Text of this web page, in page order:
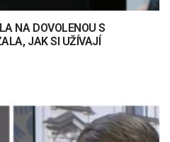
NA DOVOLENOU S
JAK SI UŽÍVAJÍ